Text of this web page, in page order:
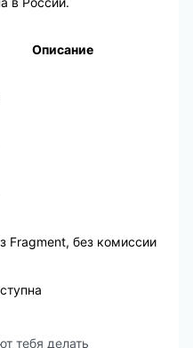
Описание
Fragment, без комиссии
тебя делать